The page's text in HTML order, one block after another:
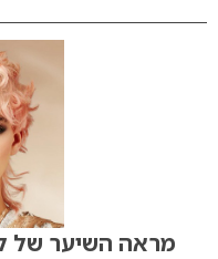
מראה השיער של